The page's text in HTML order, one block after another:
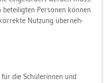
Per­so­nen kön­nen
Nut­zung über­neh­
die Schü­le­rin­nen und